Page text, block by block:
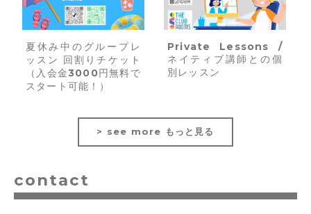
夏休み中のグループレ
ッスン 回割りチケット
（入会金3000円無料で
スタート可能！）
Private Lessons /
ネイティブ講師との個
別レッスン
> see more もっと見る
contact